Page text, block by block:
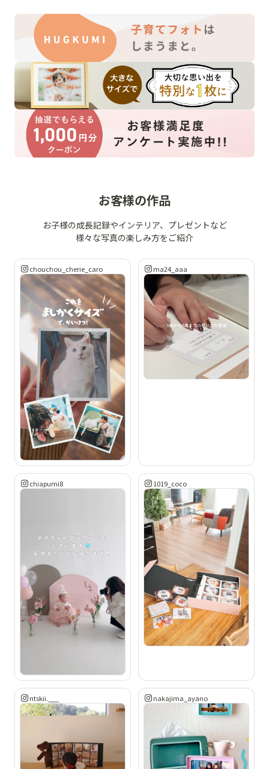
お客様の作品
お子様の成長記録やインテリア、プレゼントなど
様々な写真の楽しみ方をご紹介
chouchou_cherie_caro ma24_aaa
chiapumi8 1019_coco
ntskii.___ nakajima_ayano